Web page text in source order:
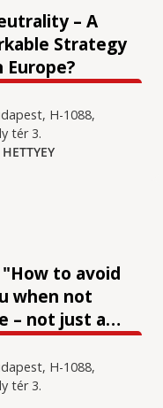
– A
Strategy
Europe?
H-1088,
tér 3.
to avoid
when not
– not just a
H-1088,
tér 3.